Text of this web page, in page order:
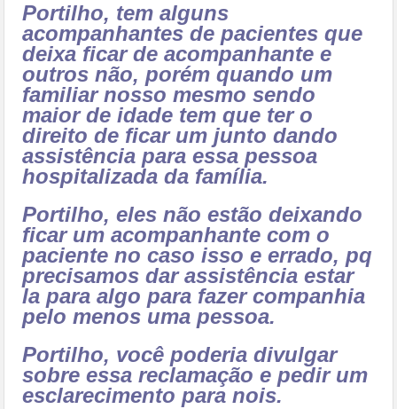
Portilho, tem alguns
acompanhantes de pacientes que
deixa ficar de acompanhante e
outros não, porém quando um
familiar nosso mesmo sendo
maior de idade tem que ter o
direito de ficar um junto dando
assistência para essa pessoa
hospitalizada da família.
Portilho, eles não estão deixando
ficar um acompanhante com o
paciente no caso isso e errado, pq
precisamos dar assistência estar
la para algo para fazer companhia
pelo menos uma pessoa.
Portilho, você poderia divulgar
sobre essa reclamação e pedir um
esclarecimento para nois.